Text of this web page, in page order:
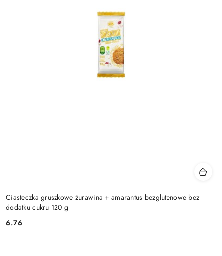
Ciasteczka gruszkowe żurawina + amarantus bezglutenowe bez
dodatku cukru 120 g
Cena:
6.76